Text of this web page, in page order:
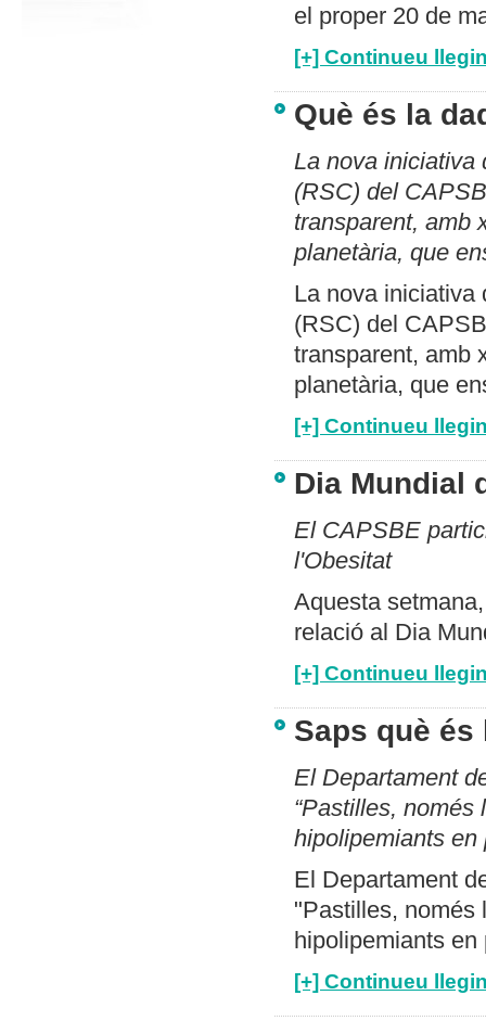
el proper 20 de
[+] Continueu
Què és la
La nova iniciativa
(RSC) del
transparent, amb
planetària, que
La nova iniciativa
(RSC) del
transparent, amb
planetària, que
[+] Continueu
Dia Mundial
El CAPSBE
l'Obesitat
Aquesta
relació al Dia
[+] Continueu
Saps què
El Departament
“Pastilles, només
hipolipemiants
El Departament
"Pastilles, només
hipolipemiants
[+] Continueu